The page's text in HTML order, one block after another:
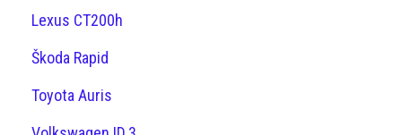
Lexus CT200h
Škoda Rapid
Toyota Auris